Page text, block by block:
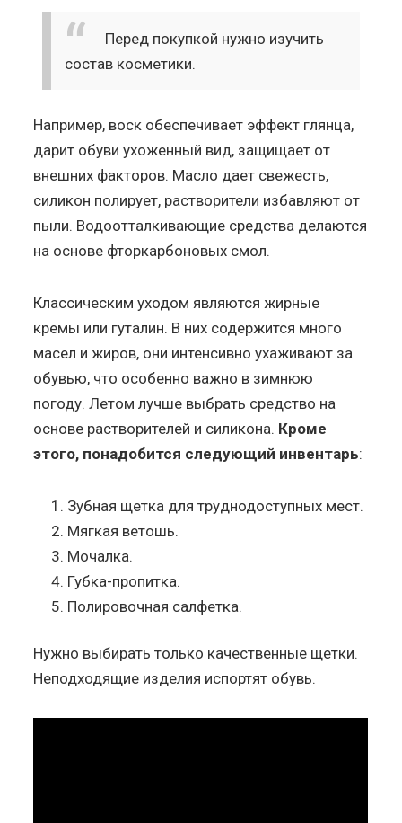
Перед покупкой нужно изучить
состав косметики.
Например, воск обеспечивает эффект глянца,
дарит обуви ухоженный вид, защищает от
внешних факторов. Масло дает свежесть,
силикон полирует, растворители избавляют от
пыли. Водоотталкивающие средства делаются
на основе фторкарбоновых смол.
Классическим уходом являются жирные
кремы или гуталин. В них содержится много
масел и жиров, они интенсивно ухаживают за
обувью, что особенно важно в зимнюю
погоду. Летом лучше выбрать средство на
основе растворителей и силикона. Кроме
этого, понадобится следующий инвентарь:
Зубная щетка для труднодоступных мест.
Мягкая ветошь.
Мочалка.
Губка-пропитка.
Полировочная салфетка.
Нужно выбирать только качественные щетки.
Неподходящие изделия испортят обувь.